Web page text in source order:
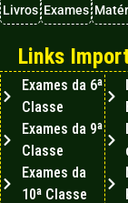
Livros Exames
Links
Exames da 6ª
Classe
Exames da 9ª
Classe
Exames da
10ª Classe